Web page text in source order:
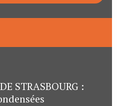
STRASBOURG :